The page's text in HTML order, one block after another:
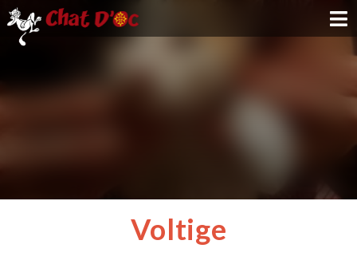
NOUS SOUTENIR
Voltige